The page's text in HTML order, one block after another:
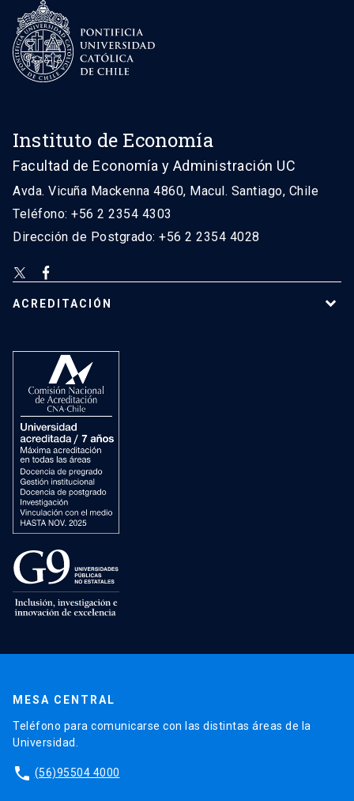
Instituto de Economía
Facultad de Economía y Administración UC
Avda. Vicuña Mackenna 4860, Macul. Santiago, Chile
Teléfono: +56 2 2354 4303
Dirección de Postgrado: +56 2 2354 4028
ACREDITACIÓN
MESA CENTRAL
Teléfono para comunicarse con las distintas áreas de la
Universidad.
phone (56)95504 4000